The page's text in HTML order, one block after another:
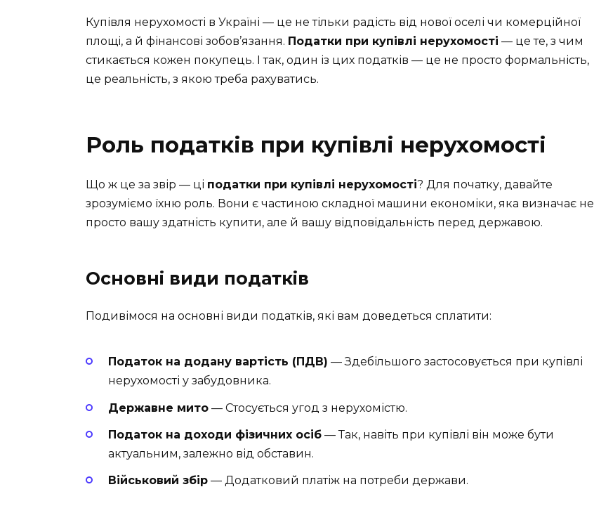
Купівля нерухомості в Україні — це не тільки радість від нової оселі чи комерційної
площі, а й фінансові зобов’язання. Податки при купівлі нерухомості — це те, з чим
стикається кожен покупець. І так, один із цих податків — це не просто формальність,
це реальність, з якою треба рахуватись.
Роль податків при купівлі нерухомості
Що ж це за звір — ці податки при купівлі нерухомості? Для початку, давайте
зрозуміємо їхню роль. Вони є частиною складної машини економіки, яка визначає не
просто вашу здатність купити, але й вашу відповідальність перед державою.
Основні види податків
Подивімося на основні види податків, які вам доведеться сплатити:
Податок на додану вартість (ПДВ) — Здебільшого застосовується при купівлі
нерухомості у забудовника.
Державне мито — Стосується угод з нерухомістю.
Податок на доходи фізичних осіб — Так, навіть при купівлі він може бути
актуальним, залежно від обставин.
Військовий збір — Додатковий платіж на потреби держави.